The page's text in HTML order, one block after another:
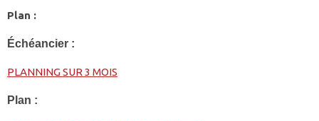
Plan :
Échéancier :
PLANNING SUR 3 MOIS
Plan :